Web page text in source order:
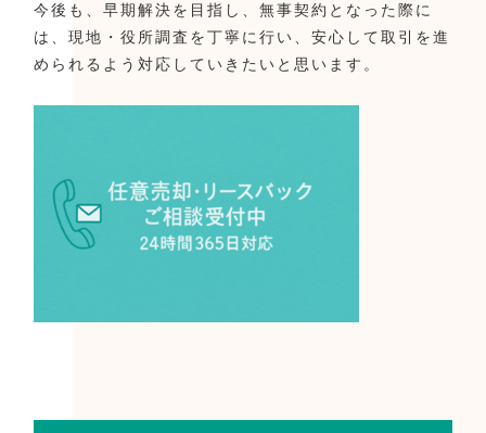
今後も、早期解決を目指し、無事契約となった際に
は、現地・役所調査を丁寧に行い、安心して取引を進
められるよう対応していきたいと思います。